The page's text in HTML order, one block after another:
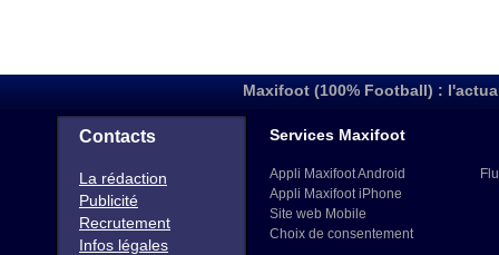
Maxifoot (100% Football) :
Contacts
La rédaction
Publicité
Recrutement
Infos légales
Services Maxifoot
Appli Maxifoot Android
Appli Maxifoot iPhone
Site web Mobile
Choix de consentement